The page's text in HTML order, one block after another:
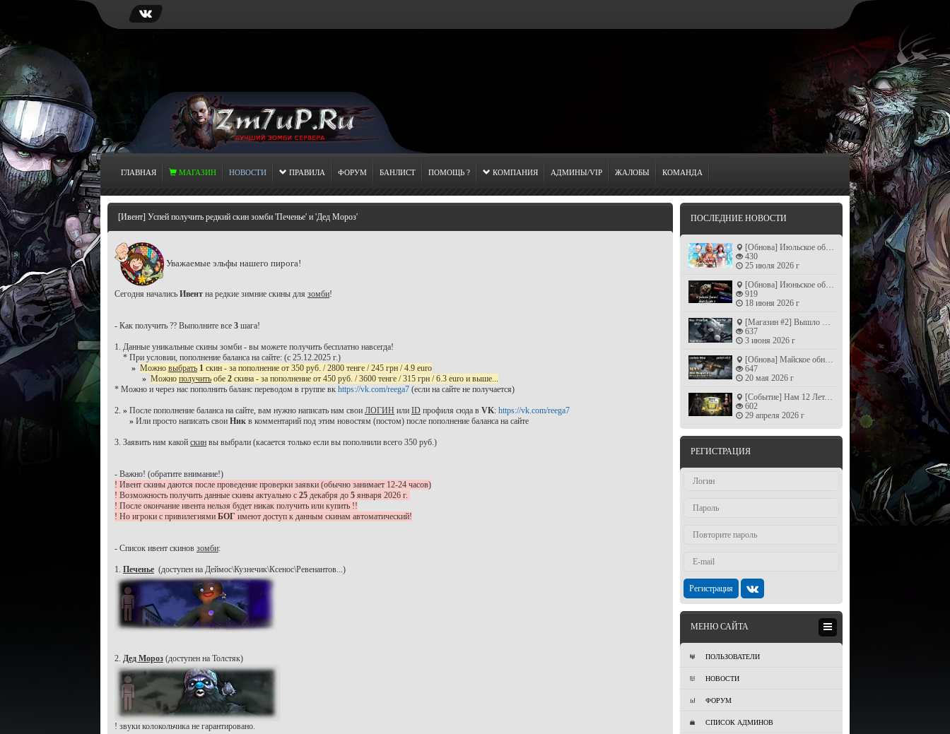
ГЛАВНАЯ МАГАЗИН НОВОСТИ ПРАВИЛА ФОРУМ БАНЛИСТ ПОМОЩЬ ? КОМПАНИЯ АДМИНЫ/VIP ЖАЛОБЫ КОМАНДА
[Ивент] Успей получить редкий скин зомби 'Печенье' и 'Дед Мороз'
Уважаемые эльфы нашего пирога!
Сегодня начались Ивент на редкие зимние скины для зомби!
- Как получить ?? Выполните все 3 шага!
1. Данные уникальные скины зомби - вы можете получить бесплатно навсегда!
* При условии, пополнение баланса на сайте: (с 25.12.2025 г.)
» Можно выбрать 1 скин - за пополнение от 350 руб. / 2800 тенге / 245 грн / 4.9 euro
» Можно получить обе 2 скина - за пополнение от 450 руб. / 3600 тенге / 315 грн / 6.3 euro и выше...
* Можно и через нас пополнить баланс переводом в группе вк https://vk.com/reega7 (если на сайте не получается)
2. » После пополнение баланса на сайте, вам нужно написать нам свои ЛОГИН или ID профиля сюда в VK: https://vk.com/reega7
» Или просто написать свои Ник в комментарий под этим новостям (постом) после пополнение баланса на сайте
3. Заявить нам какой скин вы выбрали (касается только если вы пополнили всего 350 руб.)
- Важно! (обратите внимание!)
! Ивент скины даются после проведение проверки заявки (обычно занимает 12-24 часов)
! Возможность получить данные скины актуально с 25 декабря до 5 января 2026 г.
! После окончание ивента нельзя будет никак получить или купить !!
! Но игроки с привилегиями БОГ имеют доступ к данным скинам автоматический!
- Список ивент скинов зомби:
1. Печенье (доступен на Деймос\Кузнечик\Ксенос\Ревенантов...)
2. Дед Мороз (доступен на Толстяк)
! звуки колокольчика не гарантировано.
ПОСЛЕДНИЕ НОВОСТИ
[Обнова] Июльское обновление: Жаркий Лето!!! (patch v6.8)
430
25 июля 2026 г
[Обнова] Июньское обновление: Хоррор! +пушки Бога (patch v6.7)
919
18 июня 2026 г
[Магазин #2] Вышло новый Premium скин 'Yorha 2B' в продаже!
637
3 июня 2026 г
[Обнова] Майское обновление +пушка Бога (patch v6.6)
647
20 мая 2026 г
[Событие] Нам 12 Лет, Годовщина сервера !!!
602
29 апреля 2026 г
РЕГИСТРАЦИЯ
Регистрация
МЕНЮ САЙТА
ПОЛЬЗОВАТЕЛИ
НОВОСТИ
ФОРУМ
СПИСОК АДМИНОВ